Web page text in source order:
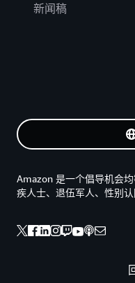
新闻稿
Amazon 是一个倡导机会
疾人士、退伍军人、性别认